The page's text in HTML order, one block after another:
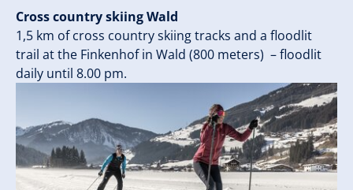
Cross country skiing Wald
1,5 km of cross country skiing tracks and a floodlit
trail at the Finkenhof in Wald (800 meters) – floodlit
daily until 8.00 pm.